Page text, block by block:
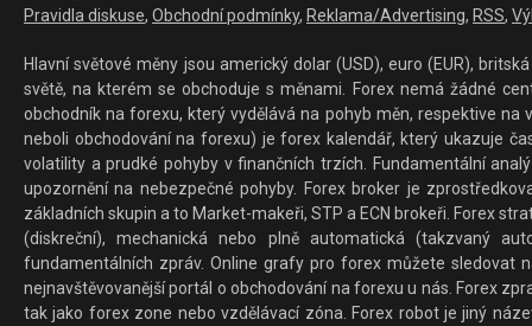
Pravidla diskuse, Obchodní podmínky, Reklama/Advertising, RSS,
Hlavní světové měny jsou americký dolar (USD), euro (EUR),
světě, na kterém se obchoduje s měnami. Forex nemá žádné
obchodník na forexu, který vydělává na pohyb měn, respektive
neboli obchodování na forexu) je forex kalendář, který ukazuje
volatility a prudké pohyby v finančních trzích. Fundamentální
upozornění na nebezpečné pohyby. Forex broker je
základních skupin a to Market-makeři, STP a ECN brokeři. Forex
(diskreční), mechanická nebo plně automatická (takzvaný
fundamentálních zpráv. Online grafy pro forex můžete sledovat
nejnavštěvovanější portál o obchodování na forexu u nás. Forex
tak jako forex zone nebo vzdělávací zóna. Forex robot je jiný